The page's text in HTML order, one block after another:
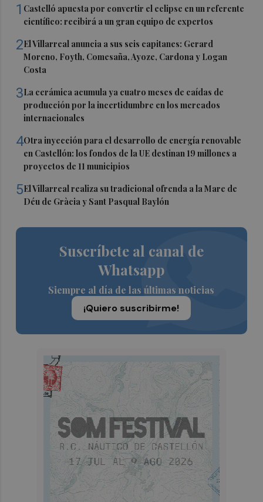
1 Castelló apuesta por convertir el eclipse en un referente
científico: recibirá a un gran equipo de expertos
2El Villarreal anuncia a sus seis capitanes: Gerard
Moreno, Foyth, Comesaña, Ayoze, Cardona y Logan
Costa
3La cerámica acumula ya cuatro meses de caídas de
producción por la incertidumbre en los mercados
internacionales
4Otra inyección para el desarrollo de energía renovable
en Castellón: los fondos de la UE destinan 19 millones a
proyectos de 11 municipios
5El Villarreal realiza su tradicional ofrenda a la Mare de
Déu de Gràcia y Sant Pasqual Baylón
Suscríbete al canal de
Whatsapp
Siempre al día de las últimas noticias
¡Quiero suscribirme!